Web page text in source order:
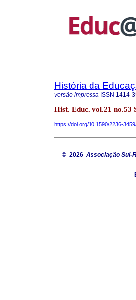
História da
versão impressa ISSN 1414-
Hist. Educ. vol.21 no.53
https://doi.org/10.1590/2236-
© 2026 Associação Sul-